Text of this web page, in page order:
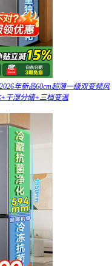
年新品60cm超薄一级双变频风
干湿分储+三档变温